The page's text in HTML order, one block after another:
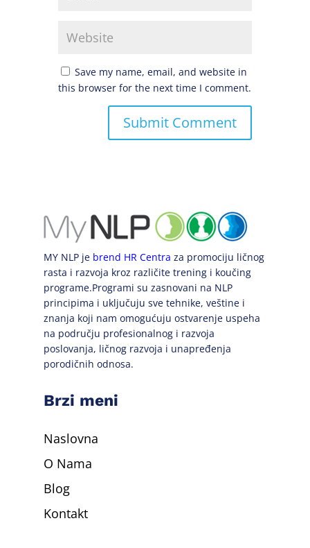
Save my name, email, and website in
this browser for the next time I comment.
MY NLP je brend HR Centra za promociju ličnog
rasta i razvoja kroz različite trening i koučing
programe.Programi su zasnovani na NLP
principima i uključuju sve tehnike, veštine i
znanja koji nam omogućuju ostvarenje uspeha
na području profesionalnog i razvoja
poslovanja, ličnog razvoja i unapređenja
porodičnih odnosa.
Brzi meni
Naslovna
O Nama
Blog
Kontakt